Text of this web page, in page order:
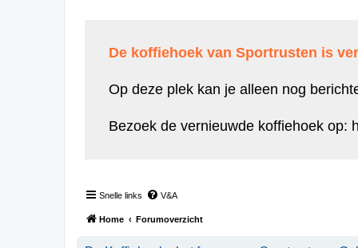
De koffiehoek van Sportrusten is
Op deze plek kan je alleen nog
Bezoek de vernieuwde koffiehoek op:
Snelle links V&A
Home Forumoverzicht